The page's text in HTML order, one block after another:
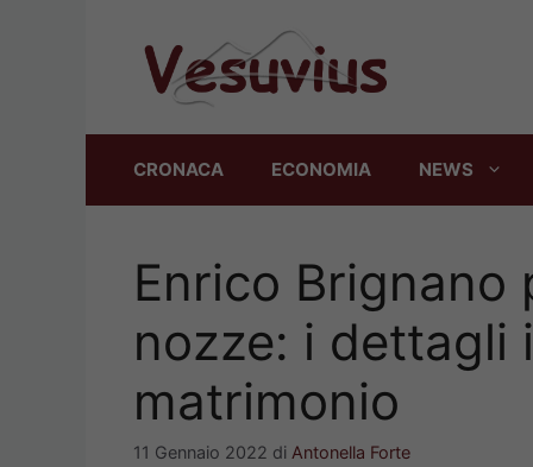
CRONACA ECONOMIA NEWS
Enrico Brignano
nozze: i dettagli
matrimonio
11 Gennaio 2022 di Antonella Forte